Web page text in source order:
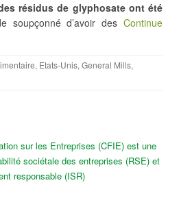
résidus de glyphosate ont été
soupçonné d’avoir des Continue
, Etats-Unis, General Mills,
sur les Entreprises (CFIE) est une
sociétale des entreprises (RSE) et
responsable (ISR)